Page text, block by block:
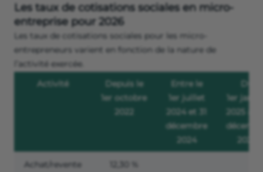
Les taux de cotisations sociales en micro-
entreprise pour 2026
Les taux de cotisations sociales pour les micro-
entrepreneurs varient en fonction de la nature de
l’activité exercée.
Activité
Depuis le
1er octobre
2022
Entre le
1er juillet
2024 et 31
décembre
2024
Du
1er
2025 au
2025
Achat/revente
12,30 %